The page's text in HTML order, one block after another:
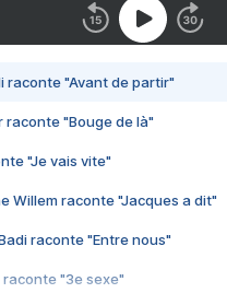
raconte "Avant de partir"
raconte "Bouge de là"
"Je vais vite"
Willem raconte "Jacques a dit"
raconte "Entre nous"
raconte "3e sexe"